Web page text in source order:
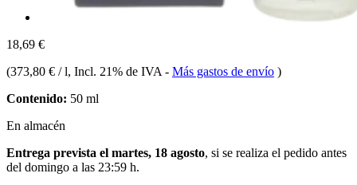
18,69 €
(373,80 € / l, Incl. 21% de IVA - Más gastos de envío )
Contenido: 50 ml
En almacén
Entrega prevista el martes, 18 agosto, si se realiza el pedido antes
del domingo a las 23:59 h.